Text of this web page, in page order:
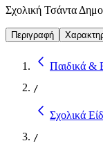
Σχολική Τσάντα
Περιγραφή
Παιδικά &
/
Σχολικά
/